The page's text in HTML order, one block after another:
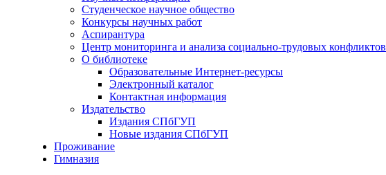
Студенческое научное общество
Конкурсы научных работ
Аспирантура
Центр мониторинга и анализа социально-трудовых конфликтов
О библиотеке
Образовательные Интернет-ресурсы
Электронный каталог
Контактная информация
Издательство
Издания СПбГУП
Новые издания СПбГУП
Проживание
Гимназия